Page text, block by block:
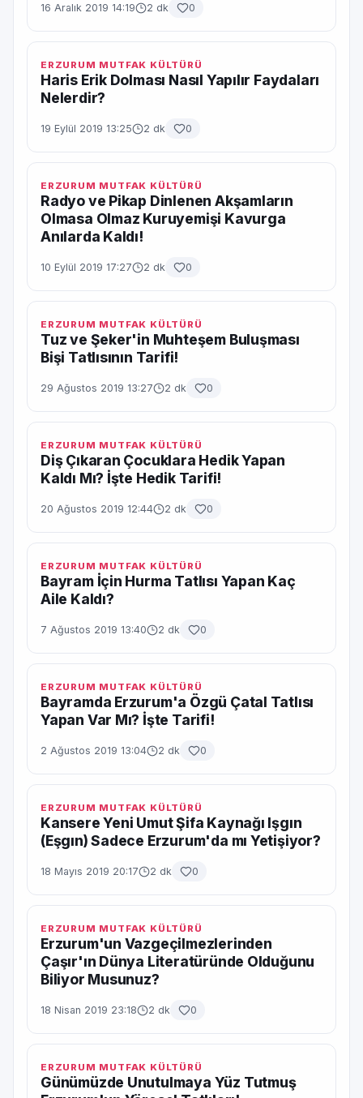
16 Aralık 2019 14:19 2 dk 0
ERZURUM MUTFAK KÜLTÜRÜ
Haris Erik Dolması Nasıl Yapılır Faydaları
Nelerdir?
19 Eylül 2019 13:25 2 dk 0
ERZURUM MUTFAK KÜLTÜRÜ
Radyo ve Pikap Dinlenen Akşamların
Olmasa Olmaz Kuruyemişi Kavurga
Anılarda Kaldı!
10 Eylül 2019 17:27 2 dk 0
ERZURUM MUTFAK KÜLTÜRÜ
Tuz ve Şeker'in Muhteşem Buluşması
Bişi Tatlısının Tarifi!
29 Ağustos 2019 13:27 2 dk 0
ERZURUM MUTFAK KÜLTÜRÜ
Diş Çıkaran Çocuklara Hedik Yapan
Kaldı Mı? İşte Hedik Tarifi!
20 Ağustos 2019 12:44 2 dk 0
ERZURUM MUTFAK KÜLTÜRÜ
Bayram İçin Hurma Tatlısı Yapan Kaç
Aile Kaldı?
7 Ağustos 2019 13:40 2 dk 0
ERZURUM MUTFAK KÜLTÜRÜ
Bayramda Erzurum'a Özgü Çatal Tatlısı
Yapan Var Mı? İşte Tarifi!
2 Ağustos 2019 13:04 2 dk 0
ERZURUM MUTFAK KÜLTÜRÜ
Kansere Yeni Umut Şifa Kaynağı Işgın
(Eşgın) Sadece Erzurum'da mı Yetişiyor?
18 Mayıs 2019 20:17 2 dk 0
ERZURUM MUTFAK KÜLTÜRÜ
Erzurum'un Vazgeçilmezlerinden
Çaşır'ın Dünya Literatüründe Olduğunu
Biliyor Musunuz?
18 Nisan 2019 23:18 2 dk 0
ERZURUM MUTFAK KÜLTÜRÜ
Günümüzde Unutulmaya Yüz Tutmuş